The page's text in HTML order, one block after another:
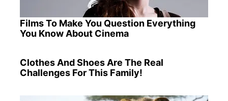
Films To Make You Question Everything
You Know About Cinema
Clothes And Shoes Are The Real
Challenges For This Family!